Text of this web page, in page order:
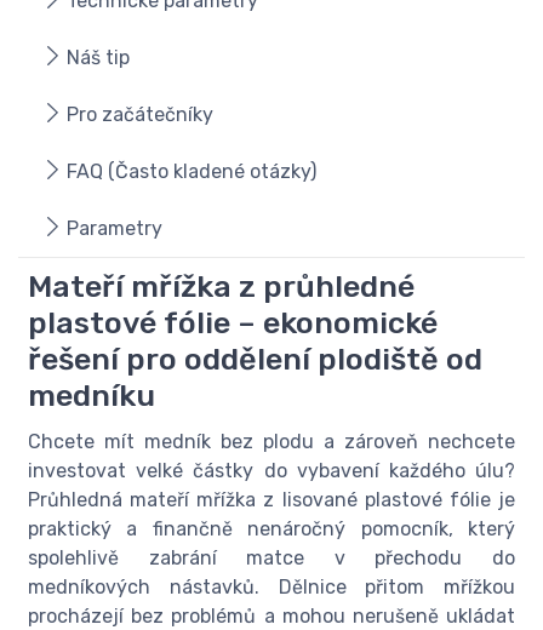
Náš tip
Pro začátečníky
FAQ (Často kladené otázky)
Parametry
Mateří mřížka z průhledné
plastové fólie – ekonomické
řešení pro oddělení plodiště od
medníku
Chcete mít medník bez plodu a zároveň nechcete
investovat velké částky do vybavení každého úlu?
Průhledná mateří mřížka z lisované plastové fólie je
praktický a finančně nenáročný pomocník, který
spolehlivě zabrání matce v přechodu do
medníkových nástavků. Dělnice přitom mřížkou
procházejí bez problémů a mohou nerušeně ukládat